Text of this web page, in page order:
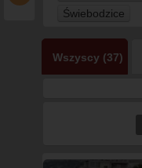
Świebodzice
Wszyscy (37)